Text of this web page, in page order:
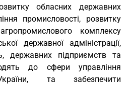
обласних державних
промисловості, розвитку
комплексу
державної адміністрації,
державних підприємств та
до сфери управління
та забезпечити